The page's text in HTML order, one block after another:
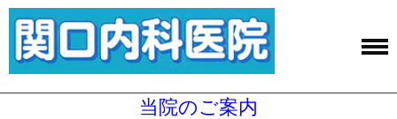
当院のご案内